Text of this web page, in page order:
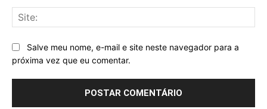
Salve meu nome, e-mail e site neste navegador para a
próxima vez que eu comentar.